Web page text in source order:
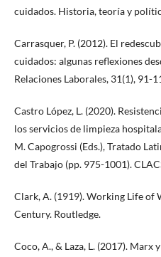
cuidados. Historia, teoría y
Carrasquer, P. (2012). El
cuidados: algunas reflexiones
Relaciones Laborales, 31(1), 91-
Castro López, L. (2020).
los servicios de limpieza
M. Capogrossi (Eds.), Tratado
del Trabajo (pp. 975-1001).
Clark, A. (1919). Working Life of
Century. Routledge.
Coco, A., & Laza, L. (2017). Marx